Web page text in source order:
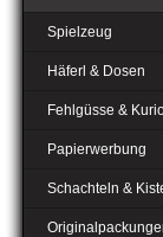
Spielzeug
Häferl & Dosen
Fehlgüsse &
Papierwerbung
Schachteln &